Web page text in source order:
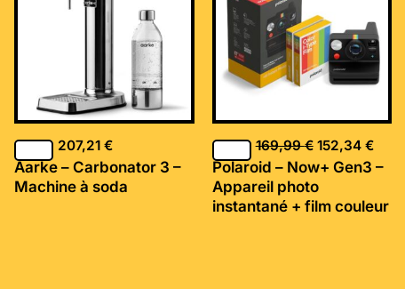
207,21€
Aarke – Carbonator 3 –
Machine à soda
169,99€
169,99 €.
152,34 €
Polaroid – Now+ Gen3 –
Appareil photo
instantané + film couleur